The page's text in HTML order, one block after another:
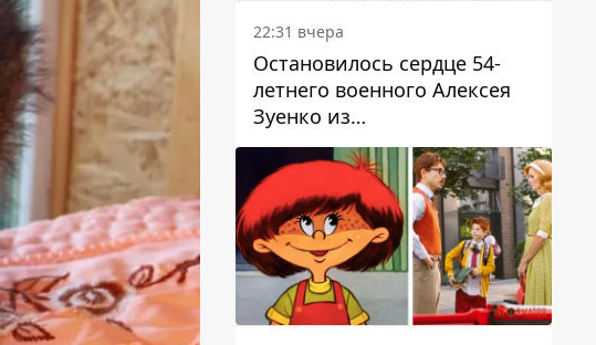
22:31 вчера
Остановилось сердце 54-
летнего военного Алексея
Зуенко из
Днепропетровской области